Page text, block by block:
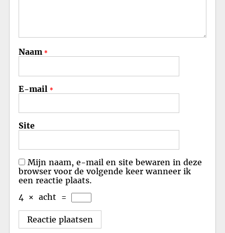
Naam *
E-mail *
Site
Mijn naam, e-mail en site bewaren in deze
browser voor de volgende keer wanneer ik
een reactie plaats.
4
× acht =